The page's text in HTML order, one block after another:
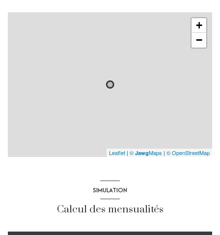
+
−
Leaflet | © JawgMaps | © OpenStreetMap
SIMULATION
Calcul des mensualités